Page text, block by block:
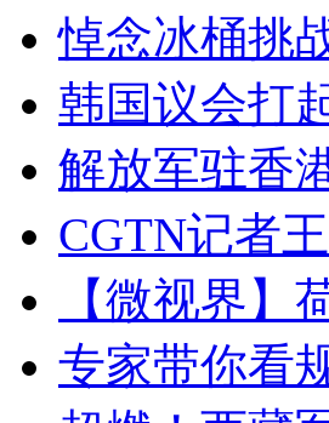
悼念冰桶挑
韩国议会打
解放军驻香
CGTN记者
【微视界】
专家带你看